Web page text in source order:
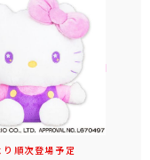
順次登場予定